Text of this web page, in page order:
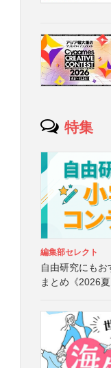
特集
編集部セレクト
自由研究にもお
まとめ《2026夏